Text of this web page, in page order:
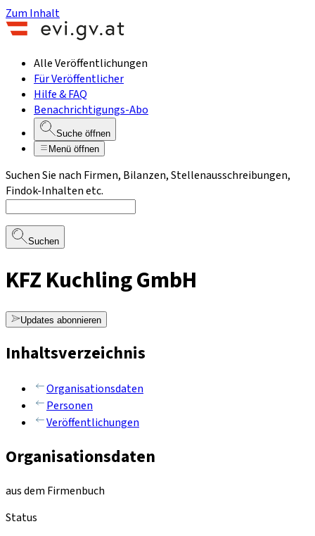
Zum Inhalt
Alle Veröffentlichungen
Für Veröffentlicher
Hilfe & FAQ
Benachrichtigungs-Abo
Suche öffnen
Menü öffnen
Suchen Sie nach Firmen, Bilanzen, Stellenausschreibungen,
Findok-Inhalten etc.
Suchen
KFZ Kuchling GmbH
Updates abonnieren
Inhaltsverzeichnis
Organisationsdaten
Personen
Veröffentlichungen
Organisationsdaten
aus dem Firmenbuch
Status